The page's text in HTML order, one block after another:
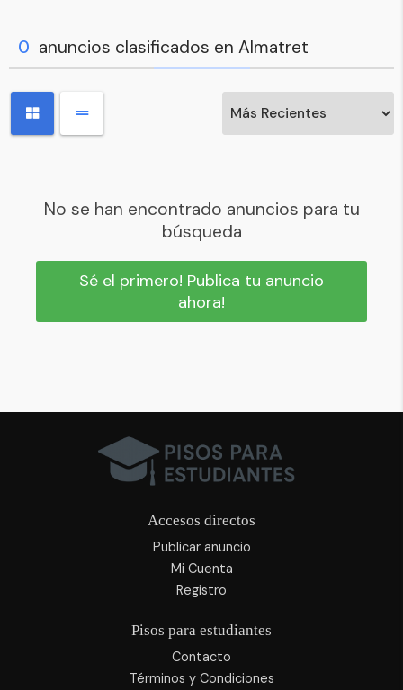
0 anuncios clasificados en Almatret
No se han encontrado anuncios para tu
búsqueda
Sé el primero! Publica tu anuncio
ahora!
Accesos directos
Publicar anuncio
Mi Cuenta
Registro
Pisos para estudiantes
Contacto
Términos y Condiciones